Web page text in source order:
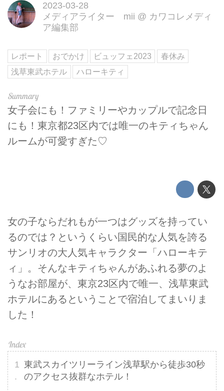
2023-03-28
メディアライター mii @ カワコレメディ
ア編集部
レポート おでかけ ビュッフェ2023
春休み
浅草東武ホテル
ハローキティ
女子会にも！ファミリーやカップルで記念日
にも！東京都23区内では唯一のキティちゃん
ルームが可愛すぎた♡
女の子ならだれもが一つはグッズを持ってい
るのでは？というくらい国民的な人気を誇る
サンリオの大人気キャラクター「ハローキテ
ィ」。そんなキティちゃんがあふれる夢のよ
うなお部屋が、東京23区内で唯一、浅草東武
ホテルにあるということで宿泊してまいりま
した！
東武スカイツリーライン浅草駅から徒歩30秒
のアクセス抜群なホテル！